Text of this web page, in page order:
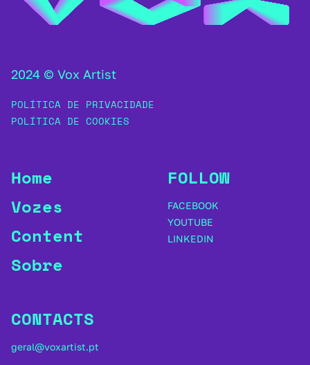
2024 © Vox Artist
POLÍTICA DE PRIVACIDADE
POLÍTICA DE COOKIES
Home
Vozes
Content
Sobre
FOLLOW
FACEBOOK
YOUTUBE
LINKEDIN
CONTACTS
geral@voxartist.pt